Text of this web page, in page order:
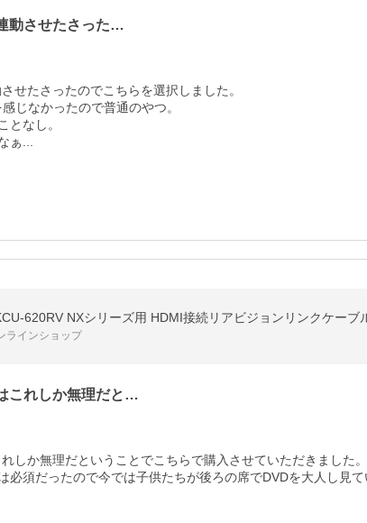
動させたさった…
せたさったのでこちらを選択しました。
じなかったので普通のやつ。
となし。
ぁ...
620RV NXシリーズ用 HDMI接続リアビジョンリンクケーブ
ラインショップ
これしか無理だと…
しか無理だということでこちらで購入させていただきました。
必須だったので今では子供たちが後ろの席でDVDを大人し見